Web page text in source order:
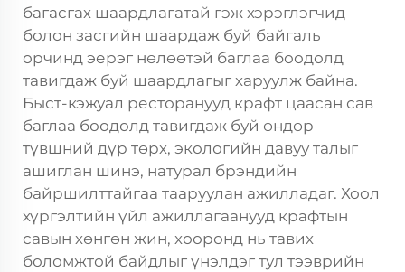
багасгах шаардлагатай гэж хэрэглэгчид
болон засгийн шаардаж буй байгаль
орчинд эерэг нөлөөтэй баглаа боодолд
тавигдаж буй шаардлагыг харуулж байна.
Быст-кэжуал ресторанууд крафт цаасан сав
баглаа боодолд тавигдаж буй өндөр
түвшний дүр төрх, экологийн давуу талыг
ашиглан шинэ, натурал брэндийн
байршилттайгаа тааруулан ажилладаг. Хоол
хүргэлтийн үйл ажиллагаанууд крафтын
савын хөнгөн жин, хооронд нь тавих
боломжтой байдлыг үнэлдэг тул тээврийн